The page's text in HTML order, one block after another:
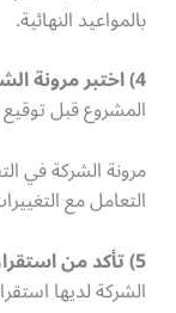
بالمواعيد النهائية.
4) اختبر مرونة الشركة:
المشروع قبل
مرونة الشركة في
التعامل مع
5) تأكد من استقرار الشركة المالي:
الشركة لديها